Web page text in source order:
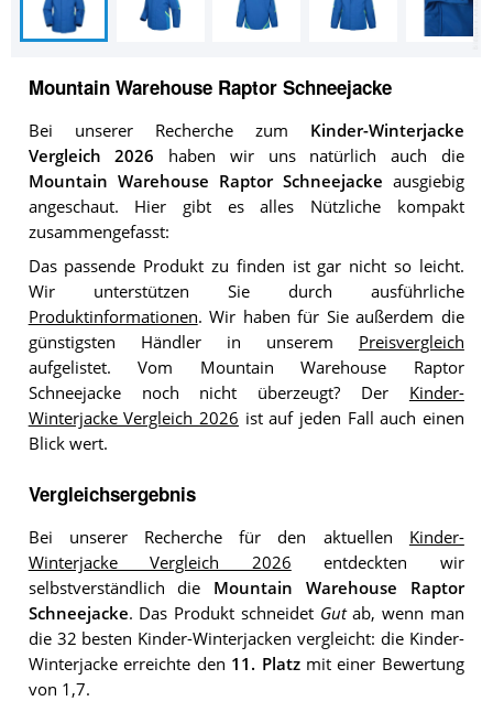
Mountain Warehouse Raptor Schneejacke
Bei unserer Recherche zum Kinder-Winterjacke
Vergleich 2026 haben wir uns natürlich auch die
Mountain Warehouse Raptor Schneejacke ausgiebig
angeschaut. Hier gibt es alles Nützliche kompakt
zusammengefasst:
Das passende Produkt zu finden ist gar nicht so leicht.
Wir unterstützen Sie durch ausführliche
Produktinformationen. Wir haben für Sie außerdem die
günstigsten Händler in unserem Preisvergleich
aufgelistet. Vom Mountain Warehouse Raptor
Schneejacke noch nicht überzeugt? Der Kinder-
Winterjacke Vergleich 2026 ist auf jeden Fall auch einen
Blick wert.
Vergleichsergebnis
Bei unserer Recherche für den aktuellen Kinder-
Winterjacke Vergleich 2026 entdeckten wir
selbstverständlich die Mountain Warehouse Raptor
Schneejacke. Das Produkt schneidet Gutab, wenn man
die 32 besten Kinder-Winterjacken vergleicht: die Kinder-
Winterjacke erreichte den 11. Platzmit einer Bewertung
von 1,7.